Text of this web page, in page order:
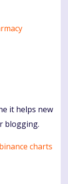
it helps new
blogging.
binance charts